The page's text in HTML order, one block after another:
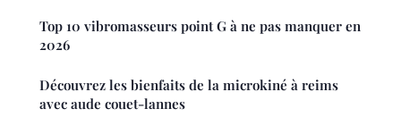
Top 10 vibromasseurs point G à ne pas manquer en
2026
Découvrez les bienfaits de la microkiné à reims
avec aude couet-lannes